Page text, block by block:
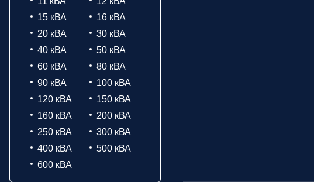
15 кВА
16 кВА
20 кВА
30 кВА
40 кВА
50 кВА
60 кВА
80 кВА
90 кВА
100 кВА
120 кВА
150 кВА
160 кВА
200 кВА
250 кВА
300 кВА
400 кВА
500 кВА
600 кВА